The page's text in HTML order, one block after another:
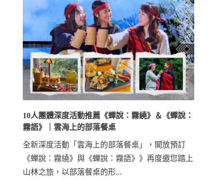
10人團體深度活動推薦《蟬說：霧繞》＆《蟬說：
霧語》｜雲海上的部落餐桌
全新深度活動「雲海上的部落餐桌」，開放預訂
《蟬說：霧繞》與《蟬說：霧語》》再度邀您踏上
山林之旅，以部落餐桌的形...